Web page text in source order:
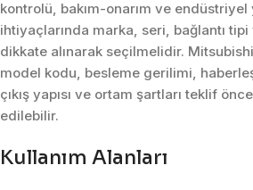
kontrolü, bakım-onarım ve
ihtiyaçlarında marka, seri, bağlantı tipi
dikkate alınarak seçilmelidir.
model kodu, besleme gerilimi,
çıkış yapısı ve ortam şartları teklif
edilebilir.
Kullanım Alanları